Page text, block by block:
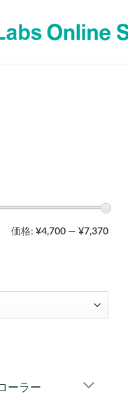
価格: ¥4,700— ¥7,370
ーラー